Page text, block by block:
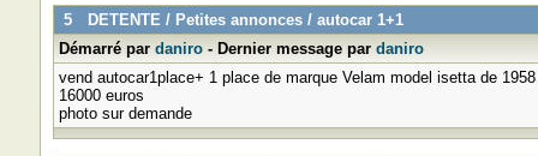
5 DETENTE / Petites annonces /autocar 1+1
Démarré par daniro- Dernier message par daniro
vend autocar1place+ 1 place de marque Velam model isetta de
16000 euros
photo sur demande